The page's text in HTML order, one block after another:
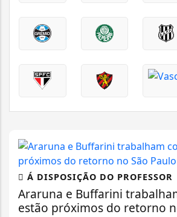
Á DISPOSIÇÃO DO PROFESSOR
Araruna e Buffarini
estão próximos do retorno